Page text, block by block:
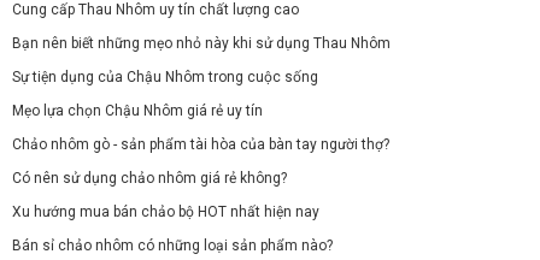
Cung cấp Thau Nhôm uy tín chất lượng cao
Bạn nên biết những mẹo nhỏ này khi sử dụng Thau Nhôm
Sự tiện dụng của Chậu Nhôm trong cuộc sống
Mẹo lựa chọn Chậu Nhôm giá rẻ uy tín
Chảo nhôm gò - sản phẩm tài hòa của bàn tay người thợ?
Có nên sử dụng chảo nhôm giá rẻ không?
Xu hướng mua bán chảo bộ HOT nhất hiện nay
Bán sỉ chảo nhôm có những loại sản phẩm nào?